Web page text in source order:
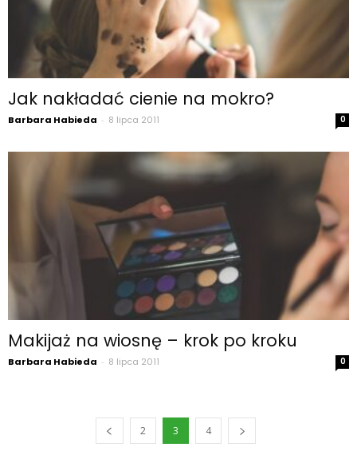
Jak nakładać cienie na mokro?
Barbara Habieda - 8 lipca 2011 0
Makijaż na wiosnę – krok po kroku
Barbara Habieda - 8 lipca 2011 0
2 3 4